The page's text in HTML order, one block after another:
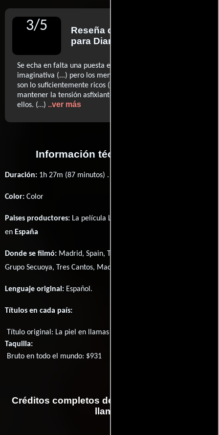
3/5 Reseña de
para Diario El Periódico
Se echa en falta una puesta en escena algo más
imaginativa (...) pero los mensajes que ofrece el guion
son lo suficientemente ricos (...) y variados para
mantener la tensión asfixiante que se genera a través de
ellos. (…) ..ver más
Información técnica y general
Duración: 1h 27m (87 minutos) .
Color: Color
Paises productores: La película La piel en llamas fué producida
en España
Donde se filmó: Madrid, Spain, Tenerife, Canary Islands, Spain y
Grupo Secuoya, Tres Cantos, Madrid, Spain.
Lenguaje original: Español .
Títulos en cada país:
Título original: La piel en llamas
Taquilla:
Bruto en todo el mundo: $931
Créditos completos de la película La piel en
llamas